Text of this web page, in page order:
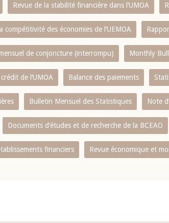
Revue de la stabilité financière dans l‘UMOA
compétitivité des économies de l‘UEMOA
de conjoncture (interrompu) Monthly
de l‘UMOA Balance des paiements
Bulletin Mensuel des Statistiques Note
Documents d’études et de recherche de la BCEAO
financiers Revue économique et